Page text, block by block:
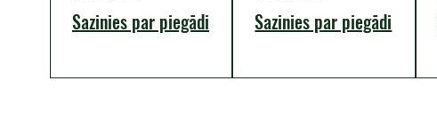
Sazinies par piegādi
Sazinies par piegādi